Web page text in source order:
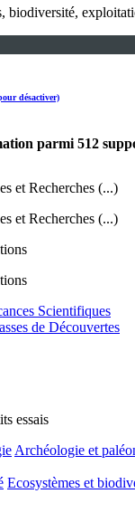
biodiversité,
désactiver)
parmi 512
et Recherches (...)
et Recherches (...)
Scientifiques
de Découvertes
essais
Archéologie et
Ecosystèmes et